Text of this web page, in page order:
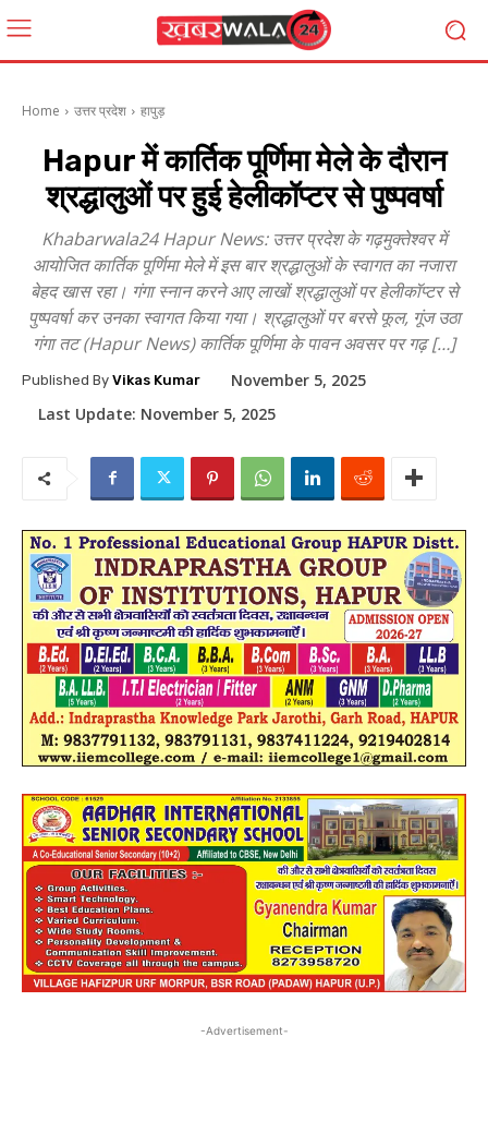
Home उत्तर प्रदेश हापुड़
Hapur में कार्तिक पूर्णिमा मेले के दौरान
श्रद्धालुओं पर हुई हेलीकॉप्टर से पुष्पवर्षा
Khabarwala24 Hapur News: उत्तर प्रदेश के गढ़मुक्तेश्वर में
आयोजित कार्तिक पूर्णिमा मेले में इस बार श्रद्धालुओं के स्वागत का नजारा
बेहद खास रहा। गंगा स्नान करने आए लाखों श्रद्धालुओं पर हेलीकॉप्टर से
पुष्पवर्षा कर उनका स्वागत किया गया। श्रद्धालुओं पर बरसे फूल, गूंज उठा
गंगा तट (Hapur News) कार्तिक पूर्णिमा के पावन अवसर पर गढ़ […]
Published By Vikas Kumar
November 5, 2025
Last Update: November 5, 2025
-Advertisement-